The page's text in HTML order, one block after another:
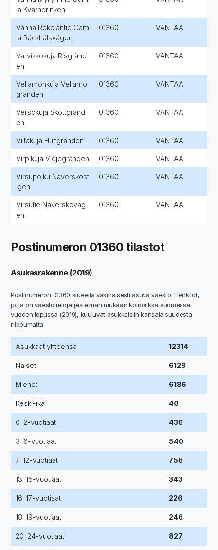
la Kvarnbrinken
Vanha Rekolantie Gam
la Räckhälsvägen
01360 VANTAA
Varvikkokuja Risgränd
en
01360 VANTAA
Vellamonkuja Vellamo
gränden
01360 VANTAA
Versokuja Skottgränd
en
01360 VANTAA
Viitakuja Hultgränden 01360 VANTAA
Virpikuja Vidjegränden 01360 VANTAA
Virsupolku Näverskost
igen
01360 VANTAA
Virsutie Näverskoväg
en
01360 VANTAA
Postinumeron 01360 tilastot
Asukasrakenne (2019)
Postinumeron 01360 alueella vakinaisesti asuva väestö. Henkilöt,
joilla on väestötietojärjestelmän mukaan kotipaikka suomessa
vuoden lopussa (2019), kuuluvat asukkaisiin kansalaisuudesta
riippumatta
Asukkaat yhteensä 12314
Naiset 6128
Miehet 6186
Keski-ikä 40
0–2-vuotiaat 438
3–6-vuotiaat 540
7–12-vuotiaat 758
13–15-vuotiaat 343
16–17-vuotiaat 226
18–19-vuotiaat 246
20–24-vuotiaat 827